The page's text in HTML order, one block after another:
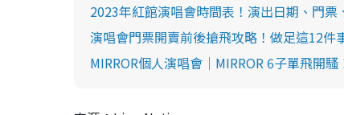
2023年紅館演唱會時間表！演出日期、門
演唱會門票開賣前後搶飛攻略！做足這12件
MIRROR個人演唱會｜MIRROR 6子單飛開